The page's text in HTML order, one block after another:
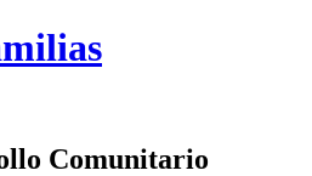
Comunitario